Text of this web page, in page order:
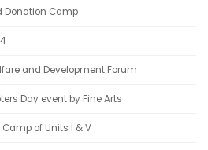
Donation Camp
and Development Forum
Day event by Fine Arts
of Units I & V